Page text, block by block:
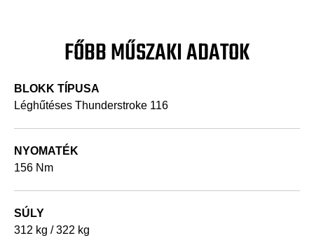
FŐBB MŰSZAKI ADATOK
BLOKK TÍPUSA
Léghűtéses Thunderstroke 116
NYOMATÉK
156 Nm
SÚLY
312 kg / 322 kg